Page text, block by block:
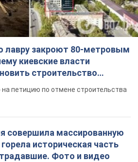
лавру закроют 80-метровым
киевские власти
строительство
верующего"
на петицию по отмене строительства
совершила массированную
историческая часть
Фото и видео